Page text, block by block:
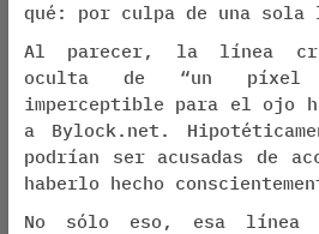
qué: por culpa de una sola
Al parecer, la línea
oculta de “un píxel
imperceptible para el ojo
a Bylock.net.
podrían ser acusadas de
haberlo hecho
No sólo eso, esa línea